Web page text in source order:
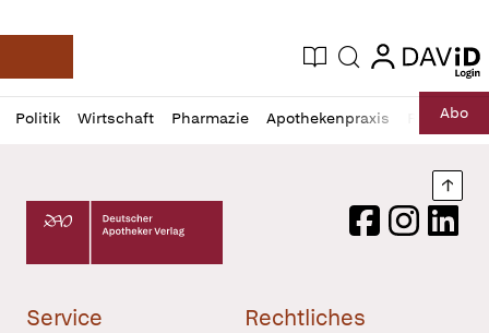
Deutsche Apotheker Zeitung
Aktuelle Ausgabe
Suche login
login
Politik Wirtschaft Pharmazie Apothekenpraxis RechtAbo
Profil
öffnen
Daz
Pur
Deutscher Apotheker Verlag Logo
FacebookInstagram
Service Rechtliches